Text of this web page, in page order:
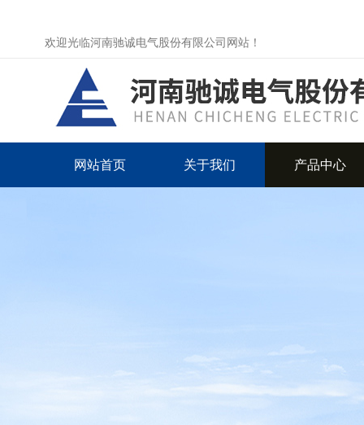
欢迎光临河南驰诚电气股份有限公司网站！
网站首页 关于我们 产品中心